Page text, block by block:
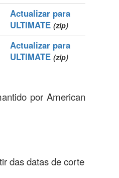
Actualizar para
ULTIMATE (zip)
Actualizar para
ULTIMATE (zip)
por American
das datas de corte